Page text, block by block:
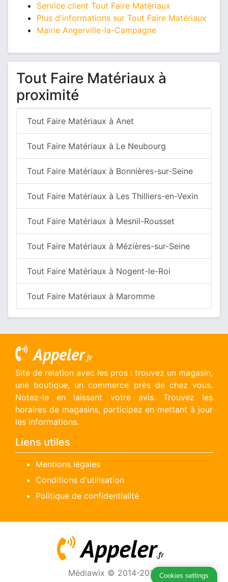
Service client Tout Faire Matériaux
Plus d'informations sur Tout Faire Matériaux
Mairie Angerville-la-Campagne
Tout Faire Matériaux à
proximité
Tout Faire Matériaux à Anet
Tout Faire Matériaux à Le Neubourg
Tout Faire Matériaux à Bonnières-sur-Seine
Tout Faire Matériaux à Les Thilliers-en-Vexin
Tout Faire Matériaux à Mesnil-Rousset
Tout Faire Matériaux à Mézières-sur-Seine
Tout Faire Matériaux à Nogent-le-Roi
Tout Faire Matériaux à Maromme
Appeler.fr
Site de relation avec les pros : trouvez un magasin,
une boutique, un commerce près de chez vous.
Notez-le en laissant votre avis. Trouvez les
horaires de magasins, participez en mettant à jour
les informations.
Liens utiles
Mentions légales
Conditions d'utilisation
Politique de confidentialité
Appeler.fr
Médiawix © 2014-2026Cookies settings